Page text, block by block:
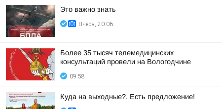
Это важно знать
Вчера, 20:06
Более 35 тысяч телемедицинских
консультаций провели на Вологодчине
09:58
Куда на выходные?. Есть предложение!